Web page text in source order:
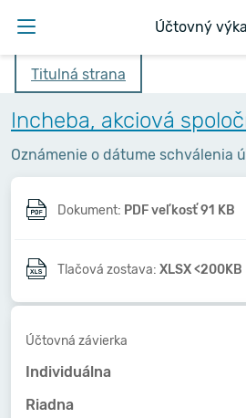
Účtovný
Titulná strana
Oznámenie o dátume schválenia
Dokument: PDF veľkosť 91 KB
Tlačová zostava: XLSX <200KB
Účtovná závierka
Individuálna
Riadna